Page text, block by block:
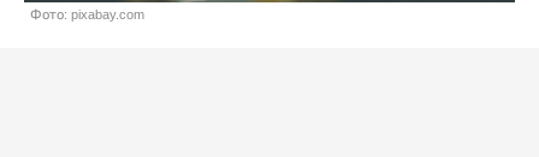
Фото: pixabay.com